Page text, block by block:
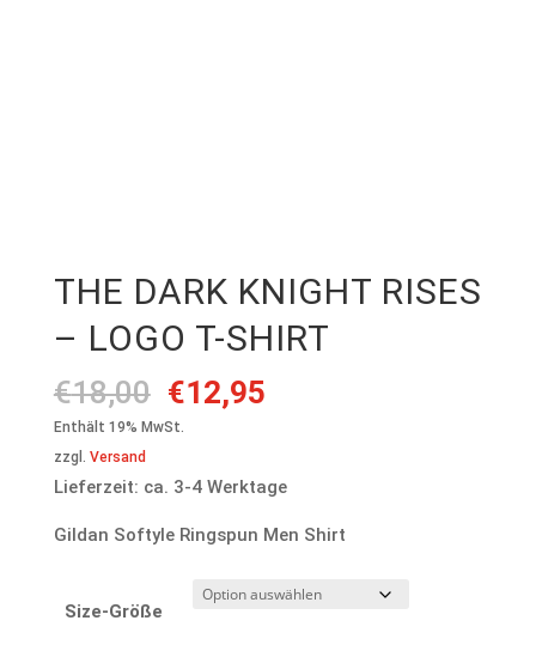
THE DARK KNIGHT RISES
– LOGO T-SHIRT
€18,00 Ursprünglicher
Preis
€18,00
€12,95Aktueller
€12,95.
Enthält 19% MwSt.
zzgl. Versand
Lieferzeit: ca. 3-4 Werktage
Gildan Softyle Ringspun Men Shirt
Size-Größe